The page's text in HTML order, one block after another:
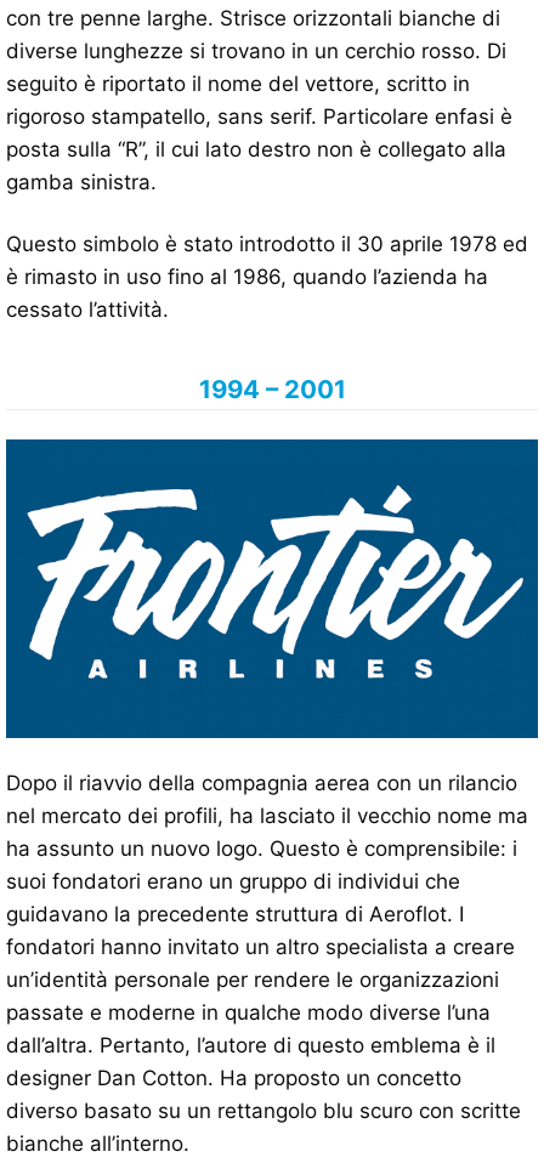
con tre penne larghe. Strisce orizzontali bianche di
diverse lunghezze si trovano in un cerchio rosso. Di
seguito è riportato il nome del vettore, scritto in
rigoroso stampatello, sans serif. Particolare enfasi è
posta sulla “R”, il cui lato destro non è collegato alla
gamba sinistra.
Questo simbolo è stato introdotto il 30 aprile 1978 ed
è rimasto in uso fino al 1986, quando l’azienda ha
cessato l’attività.
1994 – 2001
Dopo il riavvio della compagnia aerea con un rilancio
nel mercato dei profili, ha lasciato il vecchio nome ma
ha assunto un nuovo logo. Questo è comprensibile: i
suoi fondatori erano un gruppo di individui che
guidavano la precedente struttura di Aeroflot. I
fondatori hanno invitato un altro specialista a creare
un’identità personale per rendere le organizzazioni
passate e moderne in qualche modo diverse l’una
dall’altra. Pertanto, l’autore di questo emblema è il
designer Dan Cotton. Ha proposto un concetto
diverso basato su un rettangolo blu scuro con scritte
bianche all’interno.